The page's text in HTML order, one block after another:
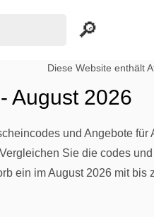
Diese Website enthält
August 2026
und Angebote
Sie die codes
ein im August 2026 mit bis